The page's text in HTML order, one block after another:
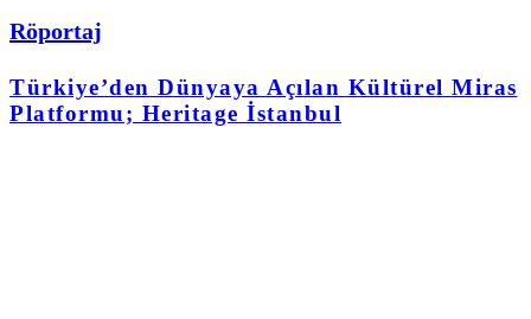
Röportaj
Türkiye’den Dünyaya Açılan Kültürel Miras
Platformu; Heritage İstanbul